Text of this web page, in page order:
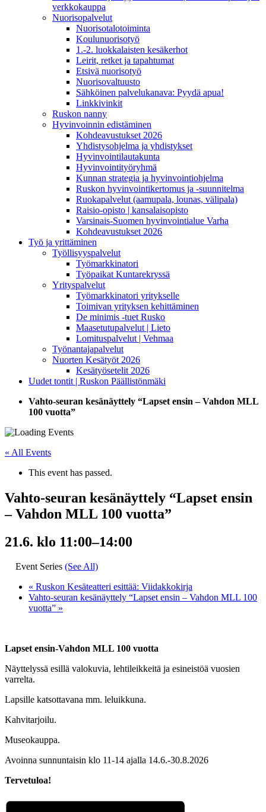
verkkokauppa
Nuorisopalvelut
Nuorisotalotoiminta
Koulunuorisotyö
1.-2. luokkalaisten kesäkerhot
Leirit, retket ja tapahtumat
Etsivä nuorisotyö
Nuorisovaltuusto
Sähköinen palvelukanava: Pyydä apua!
Linkkivinkit
Ruskon nanny
Hyvinvoinnin edistäminen
Kohdeavustukset 2026
Yhdistysohjelma ja yhdistykset
Hyvinvointilautakunta
Hyvinvointityöryhmä
Kunnan strategia ja hyvinvointiohjelma
Ruskon hyvinvointikertomus ja -suunnitelma
Ruokapalvelut (aamupala, lounas, välipala)
Raisio-opisto | kansalaisopisto
Varsinais-Suomen hyvinvointialue Varha
Kohdeavustukset 2026
Työ ja yrittäminen
Työllisyyspalvelut
Työmarkkinatori
Työpaikat Kuntarekryssä
Yrityspalvelut
Työmarkkinatori yritykselle
Toimivan yrityksen kehittäminen
De minimis -tuet Rusko
Maasetutupalvelut | Lieto
Lomituspalvelut | Vehmaa
Työnantajapalvelut
Nuorten Kesätyöt 2026
Kesätyösetelit 2026
Uudet tontit | Ruskon Päällistönmäki
Vahto-seuran kesänäyttely “Lapset ensin – Vahdon MLL
100 vuotta”
« All Events
This event has passed.
Vahto-seuran kesänäyttely “Lapset ensin
– Vahdon MLL 100 vuotta”
21.6. klo 11:00–14:00
Event Series (See All)
« Ruskon Kesäteatteri esittää: Viidakkokirja
Vahto-seuran kesänäyttely “Lapset ensin – Vahdon MLL 100
vuotta” »
Lapset ensin-Vahdon MLL 100 vuotta
Näyttelyssä esillä valokuvia, lehtileikkeitä ja esineistöä vuosien
varrelta.
Lapsille katsottavana mm. leluikkuna.
Kahvitarjoilu.
Museokauppa.
Avoinna sunnuntaisin klo 11-14 ajalla 14.6.-30.8.2026
Tervetuloa!